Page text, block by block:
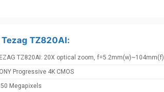
TZ820AI:
TZ820AI: 20X optical zoom, f=5.2mm(w)~104mm(f)
Progressive 4K CMOS
Megapixels